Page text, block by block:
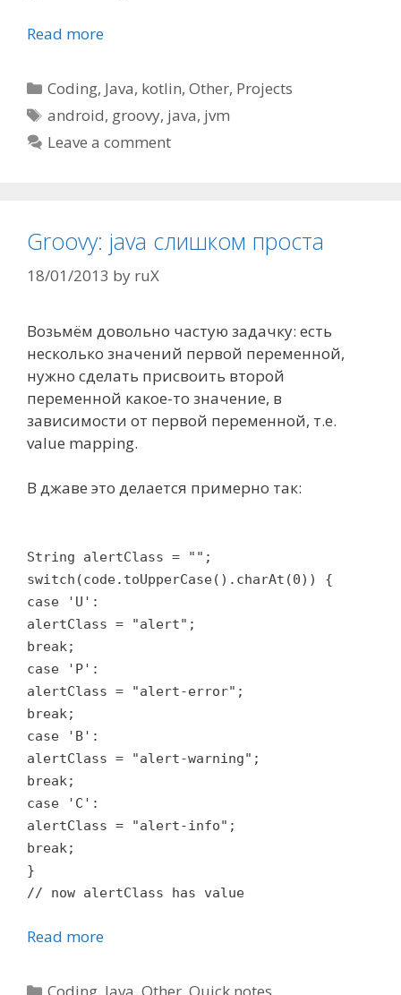
Read more
Categories
Coding, Java, kotlin,Other, Projects
Tags
android, groovy, java, jvm
Leave a comment
Groovy: java слишком проста
18/01/2013 by ruX
Возьмём довольно частую задачку: есть
несколько значений первой переменной,
нужно сделать присвоить второй
переменной какое-то значение, в
зависимости от первой переменной, т.е.
value mapping.
В джаве это делается примерно так:
String alertClass = "";
switch(code.toUpperCase().charAt(0)) {
case 'U':
alertClass = "alert";
break;
case 'P':
alertClass = "alert-error";
break;
case 'B':
alertClass = "alert-warning";
break;
case 'C':
alertClass = "alert-info";
break;
}
// now alertClass has value
Read more
Categories